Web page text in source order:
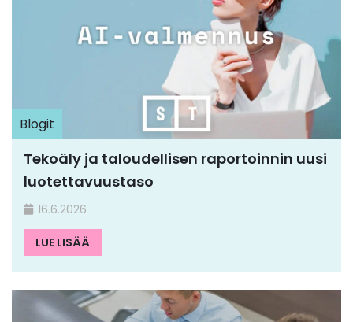
Blogit
Tekoäly ja taloudellisen raportoinnin uusi
luotettavuustaso
16.6.2026
LUE LISÄÄ